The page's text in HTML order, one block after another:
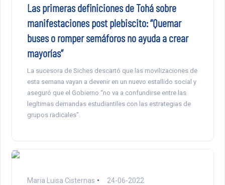
Las primeras definiciones de Tohá sobre
manifestaciones post plebiscito: “Quemar
buses o romper semáforos no ayuda a crear
mayorías”
La sucesora de Siches descartó que las movilizaciones de
esta semana vayan a devenir en un nuevo estallido social y
aseguró que el Gobierno “no va a confundirse entre las
legítimas demandas estudiantiles con las estrategias de
grupos radicales”.
Maria Luisa Cisternas 24-06-2022